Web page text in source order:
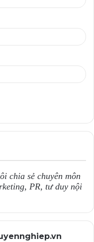
chia sẻ chuyên môn
PR, tư duy nội